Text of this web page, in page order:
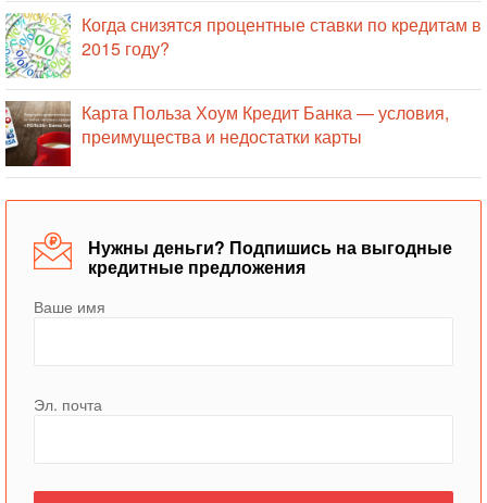
Когда снизятся процентные ставки по кредитам в
2015 году?
Карта Польза Хоум Кредит Банка — условия,
преимущества и недостатки карты
Нужны деньги? Подпишись на выгодные
кредитные предложения
Ваше имя
Эл. почта